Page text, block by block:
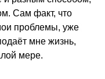
Сам факт, что
проблемы, уже
мне жизнь,
мере.